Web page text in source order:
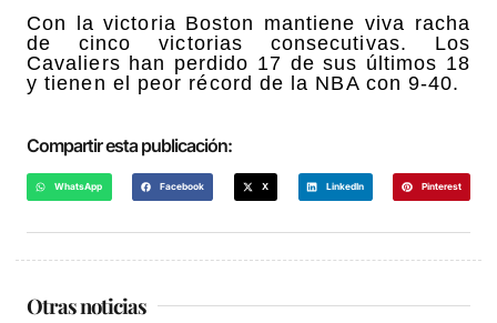
Con la victoria Boston mantiene viva racha
de cinco victorias consecutivas. Los
Cavaliers han perdido 17 de sus últimos 18
y tienen el peor récord de la NBA con 9-40.
Compartir esta publicación:
WhatsApp Facebook X LinkedIn Pinterest
Otras noticias